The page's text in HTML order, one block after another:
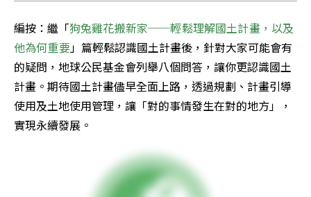
編按：繼「狗兔雞花搬新家──輕鬆理解國土計畫，以及
他為何重要」篇輕鬆認識國土計畫後，針對大家可能會有
的疑問，地球公民基金會列舉八個問答，讓你更認識國土
計畫。期待國土計畫儘早全面上路，透過規劃、計畫引導
使用及土地使用管理，讓「對的事情發生在對的地方」，
實現永續發展。